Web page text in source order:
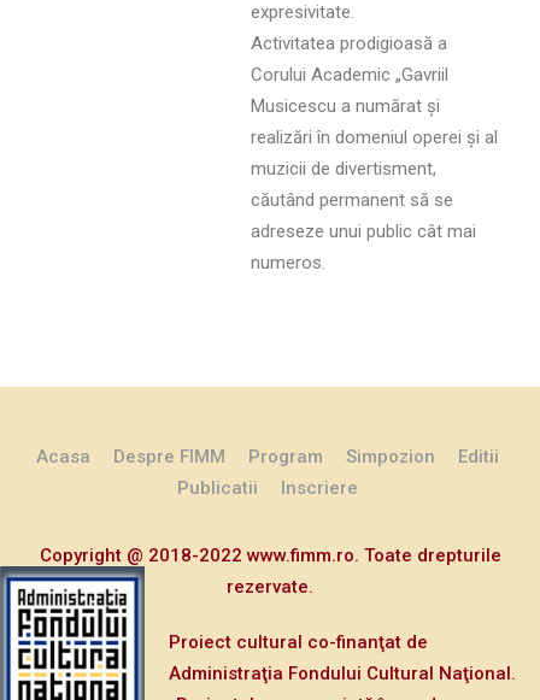
expresivitate.
Activitatea prodigioasă a
Corului Academic „Gavriil
Musicescu a numărat și
realizări în domeniul operei și al
muzicii de divertisment,
căutând permanent să se
adreseze unui public cât mai
numeros.
Acasa Despre FIMM Program Simpozion
Editii
Publicatii
Inscriere
Copyright @ 2018-2022 www.fimm.ro. Toate drepturile
rezervate.
Proiect cultural co-finanţat de
Administraţia Fondului Cultural Naţional.